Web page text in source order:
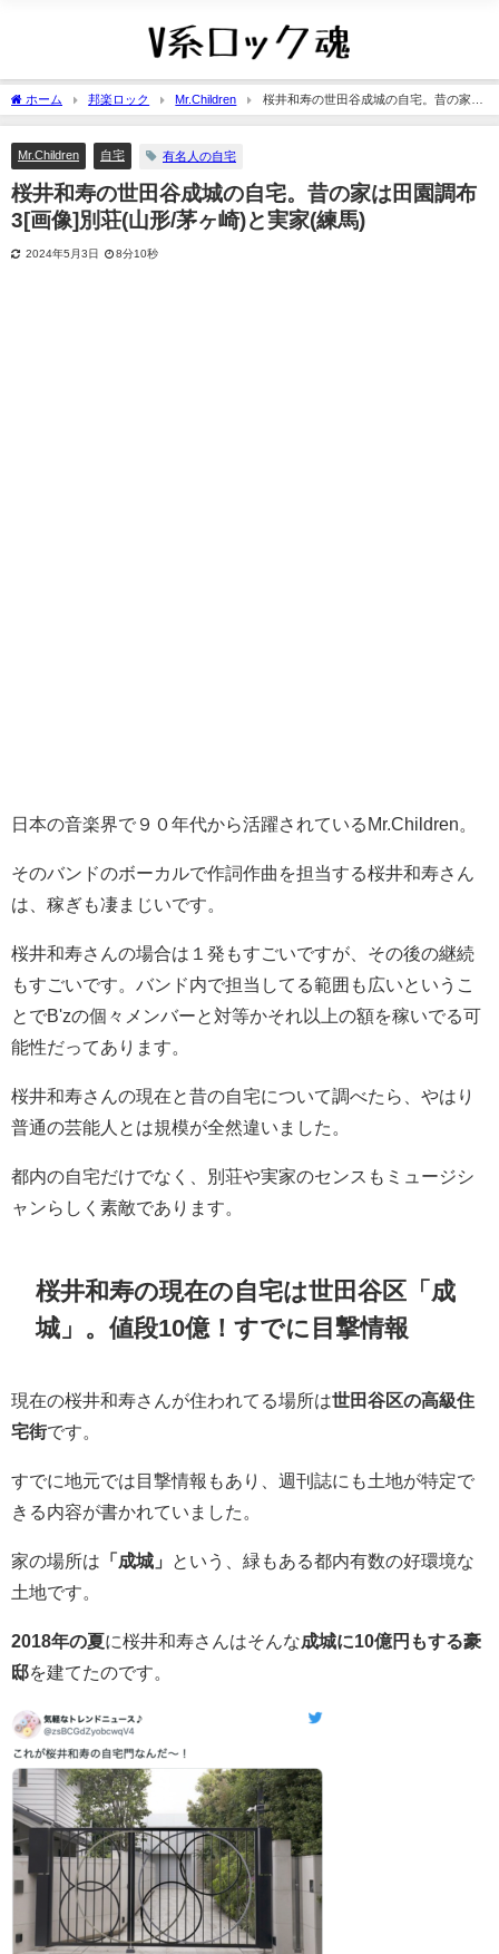
ホーム 邦楽ロック Mr.Children
桜井和寿の世田谷成城の自宅。昔の家は
田園調布3[画像]別荘(山形/茅ヶ崎)と実家(練馬)
Mr.Children 自宅 有名人の自宅
桜井和寿の世田谷成城の自宅。昔の家は田園調布
3[画像]別荘(山形/茅ヶ崎)と実家(練馬)
2024年5月3日 8分10秒
日本の音楽界で９０年代から活躍されているMr.Children。
そのバンドのボーカルで作詞作曲を担当する桜井和寿さん
は、稼ぎも凄まじいです。
桜井和寿さんの場合は１発もすごいですが、その後の継続
もすごいです。バンド内で担当してる範囲も広いというこ
とでB'zの個々メンバーと対等かそれ以上の額を稼いでる可
能性だってあります。
桜井和寿さんの現在と昔の自宅について調べたら、やはり
普通の芸能人とは規模が全然違いました。
都内の自宅だけでなく、別荘や実家のセンスもミュージシ
ャンらしく素敵であります。
桜井和寿の現在の自宅は世田谷区「成
城」。値段10億！すでに目撃情報
現在の桜井和寿さんが住われてる場所は世田谷区の高級住
宅街です。
すでに地元では目撃情報もあり、週刊誌にも土地が特定で
きる内容が書かれていました。
家の場所は 「成城」
という、緑もある都内有数の好環境な
土地です。
2018年の夏に桜井和寿さんはそんな成城に10億円もする豪
邸を建てたのです。